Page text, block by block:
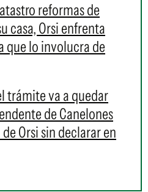
reformas de
casa, Orsi enfrenta
que lo involucra de
trámite va a quedar
de Canelones
Orsi sin declarar en